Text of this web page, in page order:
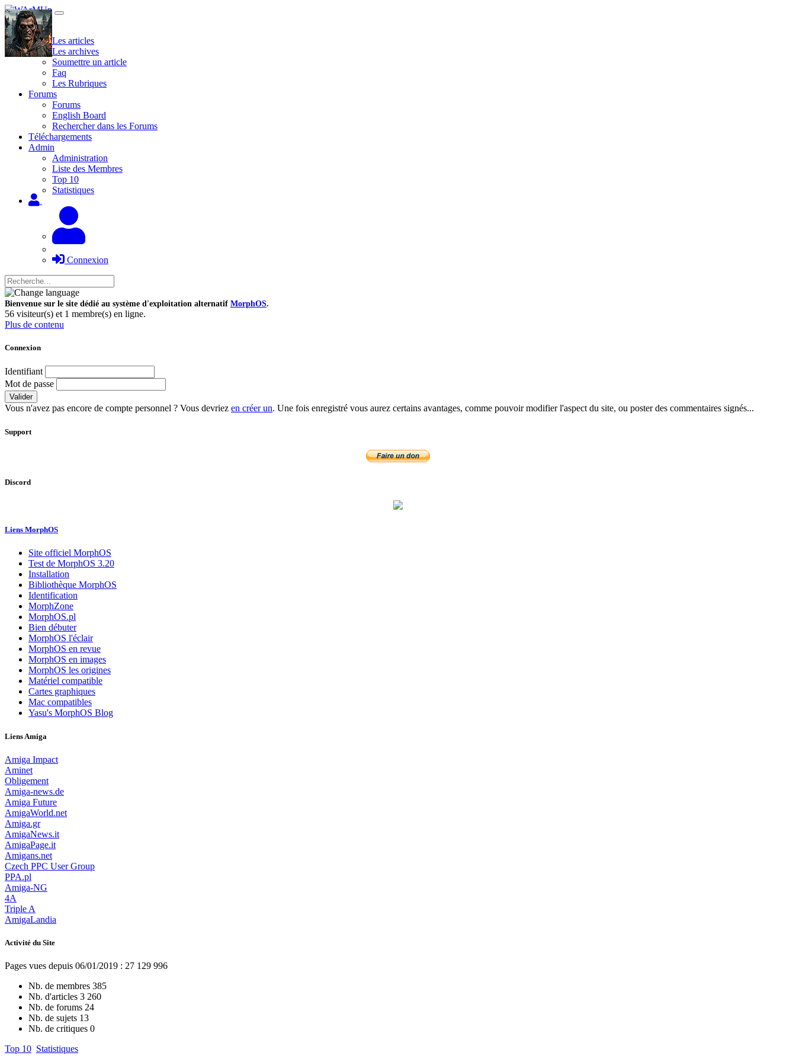
Site
Les articles
Les archives
Soumettre un article
Faq
Les Rubriques
Forums
Forums
English Board
Rechercher dans les Forums
Téléchargements
Admin
Administration
Liste des Membres
Top 10
Statistiques
Connexion
Bienvenue sur le site dédié au système d'exploitation alternatif MorphOS.
56 visiteur(s) et 1 membre(s) en ligne.
Plus de contenu
Connexion
Identifiant
Mot de passe
Valider
Vous n'avez pas encore de compte personnel ? Vous devriez en créer un. Une fois enregistré vous aurez certains avantages, comme pouvoir modifier l'aspect du site, ou poster des commentaires signés...
Support
Discord
Liens MorphOS
Site officiel MorphOS
Test de MorphOS 3.20
Installation
Bibliothèque MorphOS
Identification
MorphZone
MorphOS.pl
Bien débuter
MorphOS l'éclair
MorphOS en revue
MorphOS en images
MorphOS les origines
Matériel compatible
Cartes graphiques
Mac compatibles
Yasu's MorphOS Blog
Liens Amiga
Amiga Impact
Aminet
Obligement
Amiga-news.de
Amiga Future
AmigaWorld.net
Amiga.gr
AmigaNews.it
AmigaPage.it
Amigans.net
Czech PPC User Group
PPA.pl
Amiga-NG
4A
Triple A
AmigaLandia
Activité du Site
Pages vues depuis 06/01/2019 : 27 129 996
Nb. de membres 385
Nb. d'articles 3 260
Nb. de forums 24
Nb. de sujets 13
Nb. de critiques 0
Top 10 Statistiques